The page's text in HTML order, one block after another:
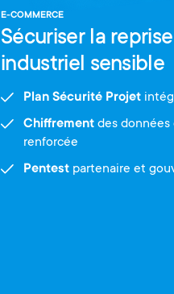
E-COMMERCE
Sécuriser la
industriel sensible
Plan Sécurité Projet
Chiffrement des
renforcée
Pentest partenaire et